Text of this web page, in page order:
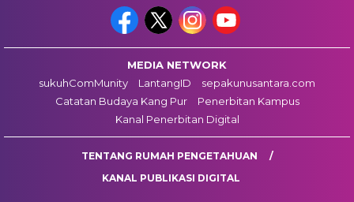
MEDIA NETWORK
sukuhComMunity
LantangID
sepakunusantara.com
Catatan Budaya Kang Pur
Penerbitan Kampus
Kanal Penerbitan Digital
TENTANG RUMAH PENGETAHUAN
KANAL PUBLIKASI DIGITAL